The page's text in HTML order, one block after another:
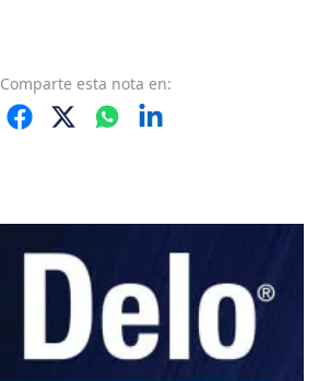
Comparte esta nota en: